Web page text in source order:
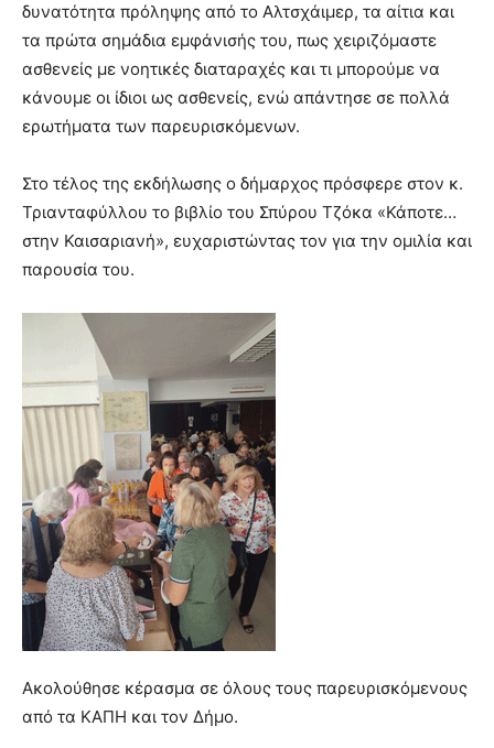
δυνατότητα πρόληψης από το Αλτσχάιμερ, τα αίτια και
τα πρώτα σημάδια εμφάνισής του, πως χειριζόμαστε
ασθενείς με νοητικές διαταραχές και τι μπορούμε να
κάνουμε οι ίδιοι ως ασθενείς, ενώ απάντησε σε πολλά
ερωτήματα των παρευρισκόμενων.
Στο τέλος της εκδήλωσης ο δήμαρχος πρόσφερε στον κ.
Τριανταφύλλου το βιβλίο του Σπύρου Τζόκα «Κάποτε…
στην Καισαριανή», ευχαριστώντας τον για την ομιλία και
παρουσία του.
Ακολούθησε κέρασμα σε όλους τους παρευρισκόμενους
από τα ΚΑΠΗ και τον Δήμο.